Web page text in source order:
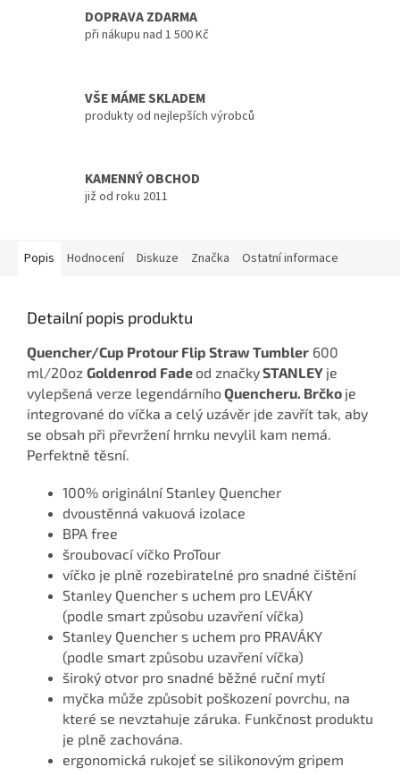
DOPRAVA ZDARMA
při nákupu nad 1 500 Kč
VŠE MÁME SKLADEM
produkty od nejlepších výrobců
KAMENNÝ OBCHOD
již od roku 2011
Popis Hodnocení Diskuze Značka Ostatní informace
Detailní popis produktu
Quencher/Cup Protour Flip Straw Tumbler 600
ml/20oz Goldenrod Fade od značkySTANLEY je
vylepšená verze legendárníhoQuencheru. Brčko je
integrované do víčka a celý uzávěr jde zavřít tak, aby
se obsah při převržení hrnku nevylil kam nemá.
Perfektně těsní.
100% originální Stanley Quencher
dvoustěnná vakuová izolace
BPA free
šroubovací víčko ProTour
víčko je plně rozebiratelné pro snadné čištění
Stanley Quencher s uchem pro LEVÁKY
(podle smart způsobu uzavření víčka)
Stanley Quencher s uchem pro PRAVÁKY
(podle smart způsobu uzavření víčka)
široký otvor pro snadné běžné ruční mytí
myčka může způsobit poškození povrchu, na
které se nevztahuje záruka. Funkčnost produktu
je plně zachována.
ergonomická rukojeť se silikonovým gripem